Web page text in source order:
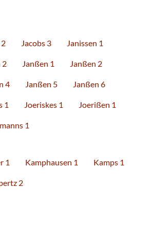
2 Jacobs 3 Janissen 1
2 Janßen 1 Janßen 2
4 Janßen 5 Janßen 6
1 Joeriskes 1 Joerißen 1
1
1 Kamphausen 1 Kamps 1
2